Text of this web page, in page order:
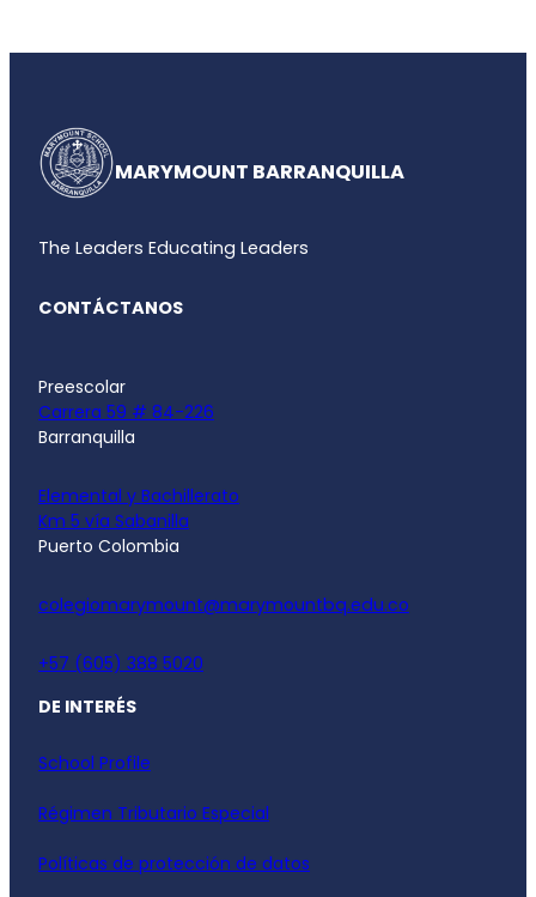
MARYMOUNT BARRANQUILLA
The Leaders Educating Leaders
CONTÁCTANOS
Preescolar
Carrera 59 # 84-226
Barranquilla
Elemental y Bachillerato
Km 5 vía Sabanilla
Puerto Colombia
colegiomarymount@marymountbq.edu.co
+57 (605) 388 5020
DE INTERÉS
School Profile
Régimen Tributario Especial
Políticas de protección de datos